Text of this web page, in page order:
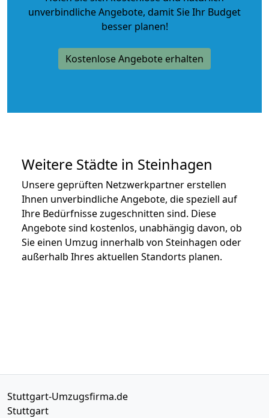
unverbindliche Angebote, damit Sie Ihr Budget
besser planen!
Kostenlose Angebote erhalten
Weitere Städte in Steinhagen
Unsere geprüften Netzwerkpartner erstellen
Ihnen unverbindliche Angebote, die speziell auf
Ihre Bedürfnisse zugeschnitten sind. Diese
Angebote sind kostenlos, unabhängig davon, ob
Sie einen Umzug innerhalb von Steinhagen oder
außerhalb Ihres aktuellen Standorts planen.
Stuttgart-Umzugsfirma.de
Stuttgart